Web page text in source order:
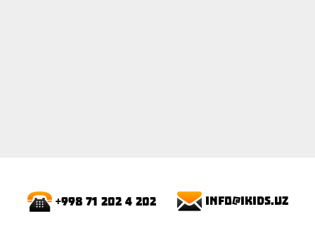
+998 71 202 4 202 info@ikids.uz